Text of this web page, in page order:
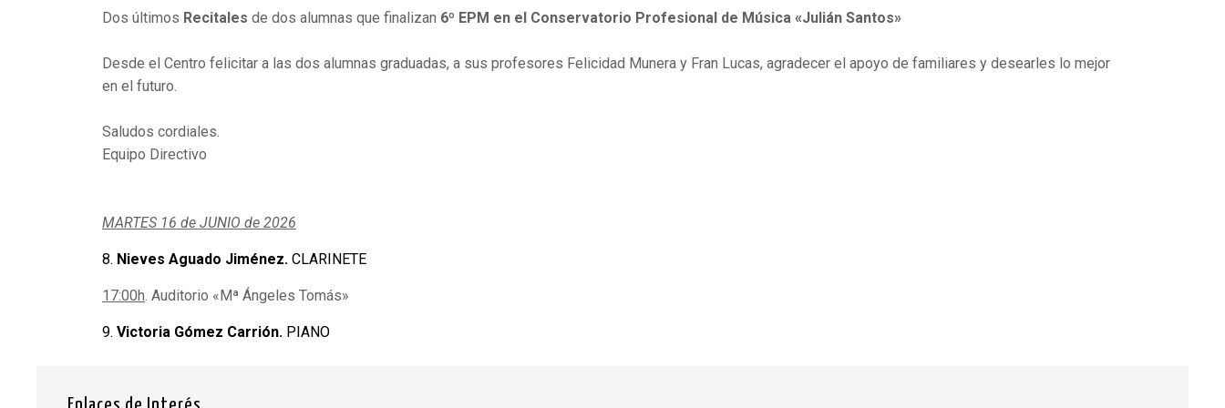
Dos últimos Recitales de dos alumnas que finalizan 6º EPM en el Conservatorio Profesional de Música «Julián Santos»
Desde el Centro felicitar a las dos alumnas graduadas, a sus profesores Felicidad Munera y Fran Lucas, agradecer el apoyo de familiares y desearles lo mejor
en el futuro.
Saludos cordiales.
Equipo Directivo
MARTES 16 de JUNIO de 2026
8. Nieves Aguado Jiménez. CLARINETE
17:00h. Auditorio «Mª Ángeles Tomás»
9. Victoria Gómez Carrión. PIANO